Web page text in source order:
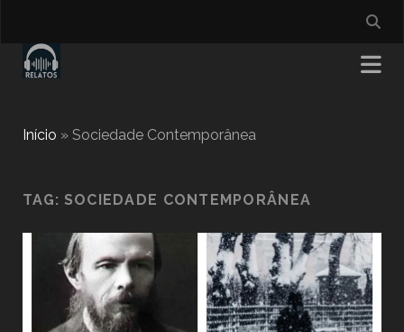
Início » Sociedade Contemporânea
TAG: SOCIEDADE CONTEMPORÂNEA